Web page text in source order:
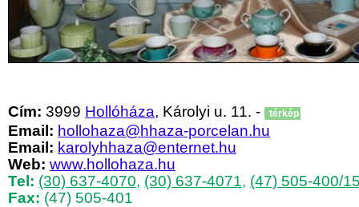
Cím: 3999 Hollóháza, Károlyi u. 11. - térkép
Email: hollohaza@hhaza-porcelan.hu
Email: karolyhhaza@enternet.hu
Web: www.hollohaza.hu
Tel: (30) 637-4070, (30) 637-4071, (47) 505-400/
Fax: (47) 505-401